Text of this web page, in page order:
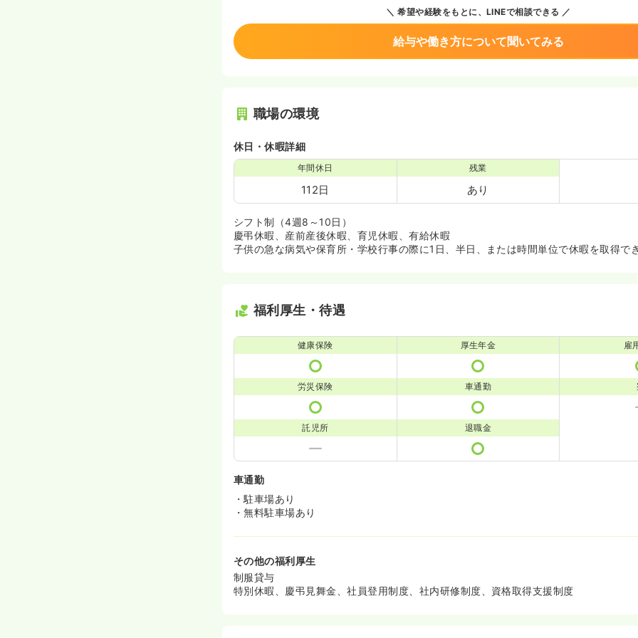
希望や経験をもとに、LINEで相談できる
給与や働き方について聞いてみる
職場の環境
休日・休暇詳細
年間休日
112日
残業
あり
シフト制（4週8～10日）
慶弔休暇、産前産後休暇、育児休暇、有給休暇
子供の急な病気や保育所・学校行事の際に1日、半日、または時間単位で休暇を取得で
福利厚生・待遇
健康保険 厚生年金 雇
労災保険 車通勤
託児所 退職金
車通勤
・駐車場あり
・無料駐車場あり
その他の福利厚生
制服貸与
特別休暇、慶弔見舞金、社員登用制度、社内研修制度、資格取得支援制度